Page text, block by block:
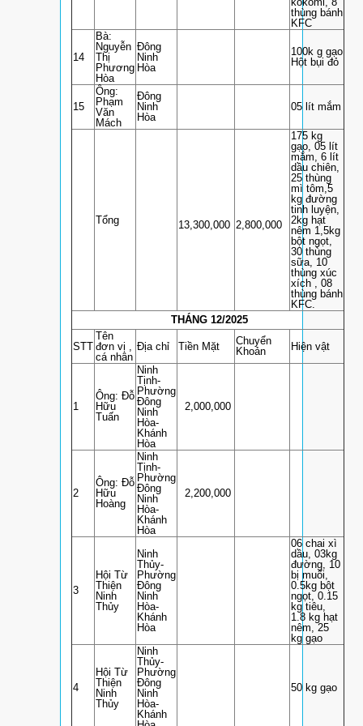
thùng bánh
KFC
14
Bà:
Nguyễn
Thị
Phương
Hòa
Đông
Ninh
Hòa
100k g gạo
Hột bụi đỏ
15
Ông:
Phạm
Văn
Mách
Đông
Ninh
Hòa
05 lít mắm
Tổng 13,300,000 2,800,000
175 kg
gạo, 05 lít
mắm, 6 lít
dầu chiên,
25 thùng
mì tôm,5
kg đường
tinh luyện,
2kg hạt
nêm 1,5kg
bột ngọt,
30 thùng
sữa, 10
thùng xúc
xích , 08
thùng bánh
KFC.
THÁNG 12/2025
STT
Tên
đơn vị ,
cá nhân
Địa chỉ Tiền Mặt
Chuyển
Khoản
Hiện vật
1
Ông: Đỗ
Hữu
Tuấn
Ninh
Tịnh-
Phường
Đông
Ninh
Hòa-
Khánh
Hòa
2,000,000
2
Ông: Đỗ
Hữu
Hoàng
Ninh
Tịnh-
Phường
Đông
Ninh
Hòa-
Khánh
Hòa
2,200,000
3
Hội Từ
Thiện
Ninh
Thủy
Ninh
Thủy-
Phường
Đông
Ninh
Hòa-
Khánh
Hòa
06 chai xì
dầu, 03kg
đường, 10
bị muối,
0.5kg bột
ngọt, 0.15
kg tiêu,
1.8 kg hạt
nêm, 25
kg gạo
4
Hội Từ
Thiện
Ninh
Thủy
Ninh
Thủy-
Phường
Đông
Ninh
Hòa-
Khánh
50 kg gạo